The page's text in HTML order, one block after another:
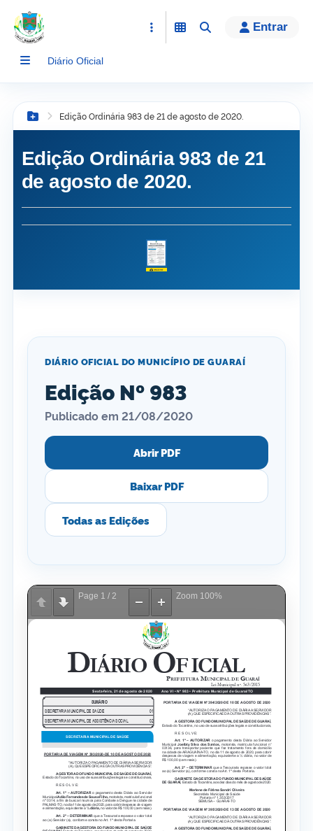
conteúdo
Entrar
Diário Oficial
Botão Menu
Edição Ordinária 983 de 21 de agosto de 2020.
Edição Ordinária 983 de 21
de agosto de 2020.
DIÁRIO OFICIAL DO MUNICÍPIO DE GUARAÍ
Edição Nº 983
Publicado em 21/08/2020
Abrir PDF
Baixar PDF
Todas as Edições
Page 1 / 2 Zoom 100%